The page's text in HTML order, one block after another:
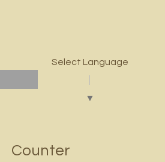
Select Language
▼
Counter